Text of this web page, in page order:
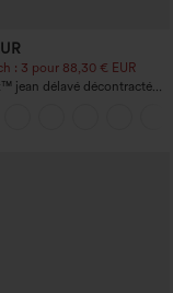
+11
: 3 pour 88,30 € EUR
jean délavé décontracté
à poches, coupe baggy à